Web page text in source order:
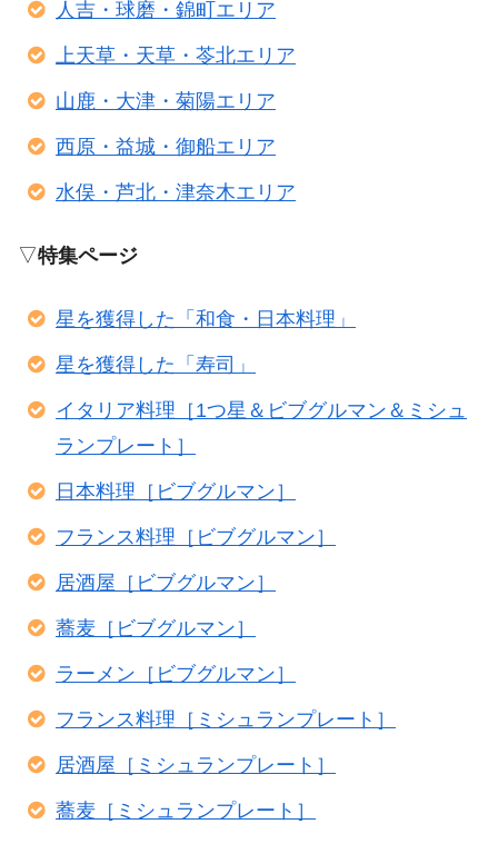
人吉・球磨・錦町エリア
上天草・天草・苓北エリア
山鹿・大津・菊陽エリア
西原・益城・御船エリア
水俣・芦北・津奈木エリア
▽特集ページ
星を獲得した「和食・日本料理」
星を獲得した「寿司」
イタリア料理［1つ星＆ビブグルマン＆ミシュ
ランプレート］
日本料理［ビブグルマン］
フランス料理［ビブグルマン］
居酒屋［ビブグルマン］
蕎麦［ビブグルマン］
ラーメン［ビブグルマン］
フランス料理［ミシュランプレート］
居酒屋［ミシュランプレート］
蕎麦［ミシュランプレート］